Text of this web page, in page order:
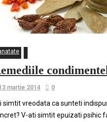
martie 2014 0
simtit vreodata ca sunteti
V-ati simtit epuizati psihic